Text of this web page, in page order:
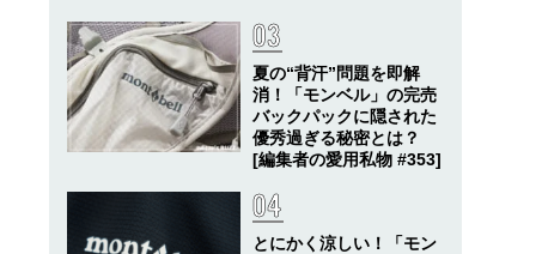
夏の“背汗”問題を即解
消！「モンベル」の完売
バックパックに隠された
優秀過ぎる秘密とは？
[編集者の愛用私物 #353]
とにかく涼しい！「モン